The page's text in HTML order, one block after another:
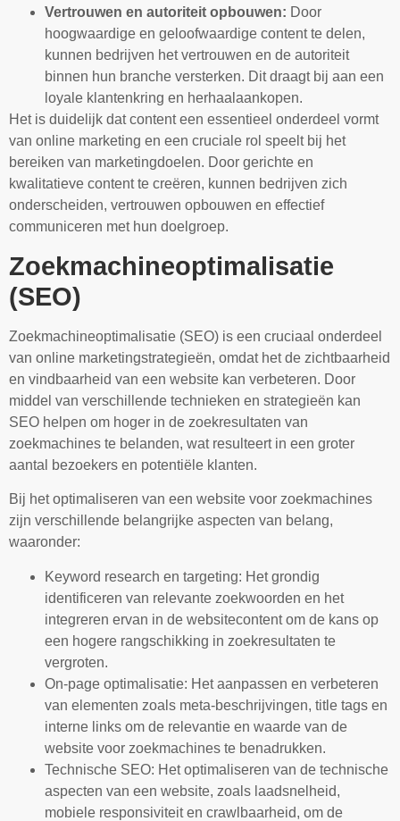
Vertrouwen en autoriteit opbouwen: Door
hoogwaardige en geloofwaardige content te delen,
kunnen bedrijven het vertrouwen en de autoriteit
binnen hun branche versterken. Dit draagt bij aan een
loyale klantenkring en herhaalaankopen.
Het is duidelijk dat content een essentieel onderdeel vormt
van online marketing en een cruciale rol speelt bij het
bereiken van marketingdoelen. Door gerichte en
kwalitatieve content te creëren, kunnen bedrijven zich
onderscheiden, vertrouwen opbouwen en effectief
communiceren met hun doelgroep.
Zoekmachineoptimalisatie
(SEO)
Zoekmachineoptimalisatie (SEO) is een cruciaal onderdeel
van online marketingstrategieën, omdat het de zichtbaarheid
en vindbaarheid van een website kan verbeteren. Door
middel van verschillende technieken en strategieën kan
SEO helpen om hoger in de zoekresultaten van
zoekmachines te belanden, wat resulteert in een groter
aantal bezoekers en potentiële klanten.
Bij het optimaliseren van een website voor zoekmachines
zijn verschillende belangrijke aspecten van belang,
waaronder:
Keyword research en targeting: Het grondig
identificeren van relevante zoekwoorden en het
integreren ervan in de websitecontent om de kans op
een hogere rangschikking in zoekresultaten te
vergroten.
On-page optimalisatie: Het aanpassen en verbeteren
van elementen zoals meta-beschrijvingen, title tags en
interne links om de relevantie en waarde van de
website voor zoekmachines te benadrukken.
Technische SEO: Het optimaliseren van de technische
aspecten van een website, zoals laadsnelheid,
mobiele responsiviteit en crawlbaarheid, om de